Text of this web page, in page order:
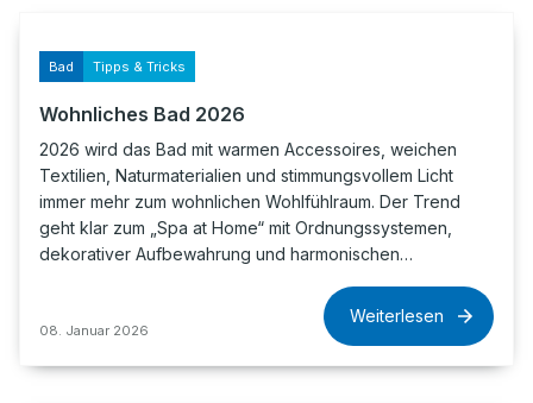
Bad Tipps & Tricks
Wohnliches Bad 2026
2026 wird das Bad mit warmen Accessoires, weichen
Textilien, Naturmaterialien und stimmungsvollem Licht
immer mehr zum wohnlichen Wohlfühlraum. Der Trend
geht klar zum „Spa at Home“ mit Ordnungssystemen,
dekorativer Aufbewahrung und harmonischen…
08. Januar 2026
Weiterlesen